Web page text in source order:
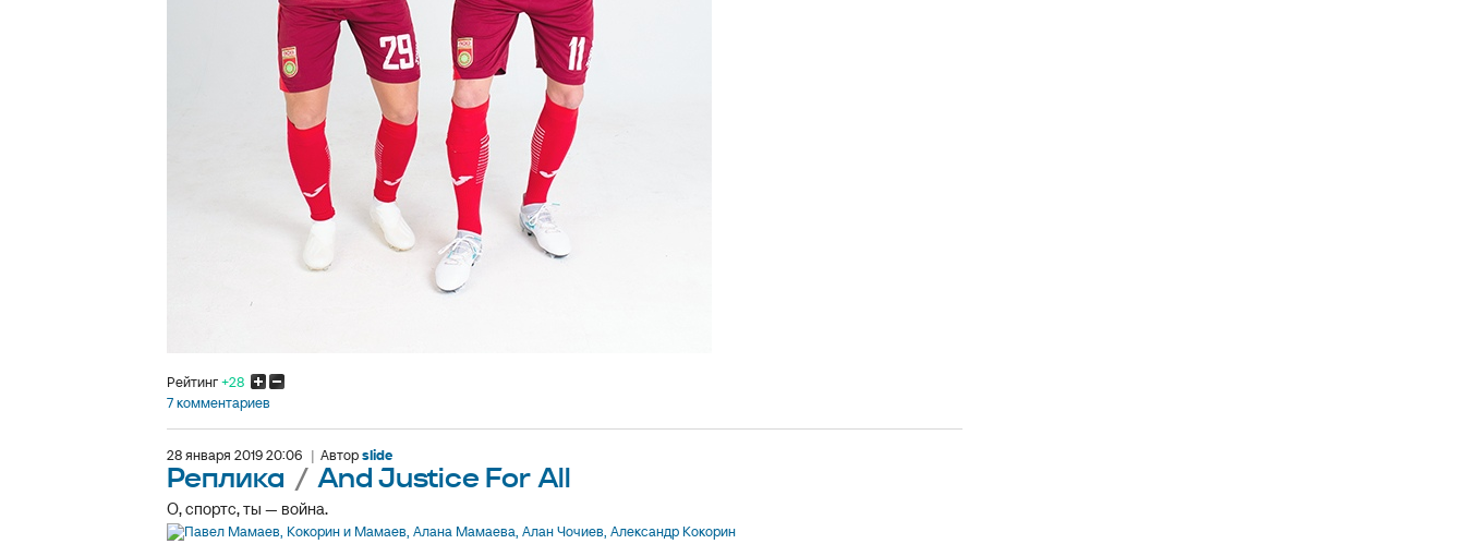
Рейтинг+28
7 комментариев
28 января 2019 20:06 | Авторslide
Реплика / And Justice For All
О, спортс, ты — война.